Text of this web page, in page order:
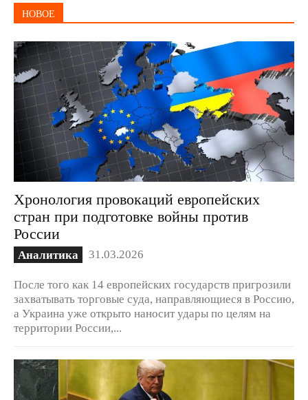
НОВОЕ
Хронология провокаций европейских
стран при подготовке войны против
России
Аналитика 31.03.2026
После того как 14 европейских государств пригрозили
захватывать торговые суда, направляющиеся в Россию,
а Украина уже открыто наносит удары по целям на
территории России,...